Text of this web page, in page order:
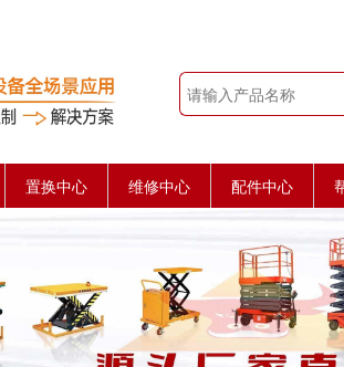
置换中心 维修中心 配件中心